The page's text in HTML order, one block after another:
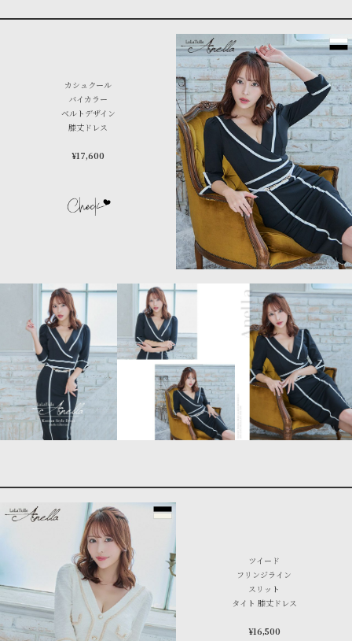
カシュクール
バイカラー
ベルトデザイン
膝丈ドレス
¥17,600
ツイード
フリンジライン
スリット
タイト 膝丈ドレス
¥16,500